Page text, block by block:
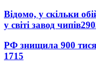
Відомо, у скільки
у світі завод чипів
РФ знищила 900
1715